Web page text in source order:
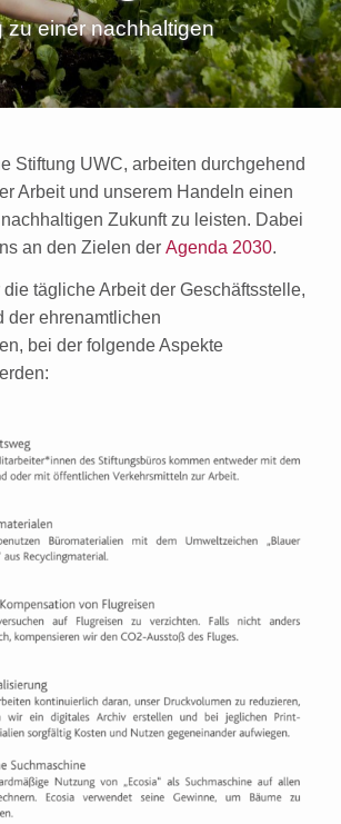
zu einer nachhaltigen
Stiftung UWC, arbeiten durchgehend
Arbeit und unserem Handeln einen
Zukunft zu leisten. Dabei
an den Zielen der Agenda 2030.
tägliche Arbeit der Geschäftsstelle,
der ehrenamtlichen
bei der folgende Aspekte